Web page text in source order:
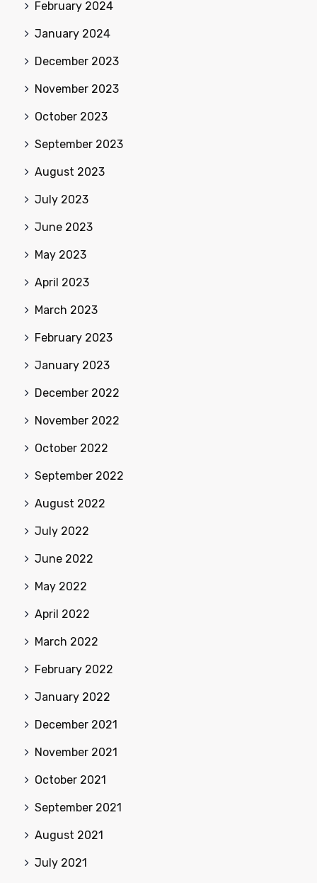
February 2024
January 2024
December 2023
November 2023
October 2023
September 2023
August 2023
July 2023
June 2023
May 2023
April 2023
March 2023
February 2023
January 2023
December 2022
November 2022
October 2022
September 2022
August 2022
July 2022
June 2022
May 2022
April 2022
March 2022
February 2022
January 2022
December 2021
November 2021
October 2021
September 2021
August 2021
July 2021